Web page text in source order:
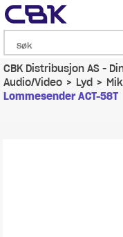
CBK Distribusjon AS -
Audio/Video>Lyd >
Lommesender ACT-58T